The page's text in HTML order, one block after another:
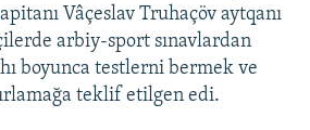
Vâçeslav Truhaçöv aytqanı
arbiy-sport sınavlardan
boyunca testlerni bermek ve
teklif etilgen edi.